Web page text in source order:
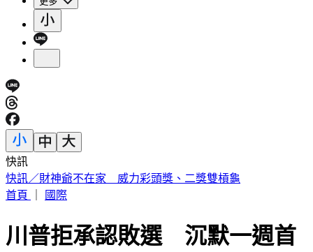
快訊
中國出入境新規將上路 陸委會曝「這類人」最危險
首頁
國際
川普拒承認敗選 沉默一週首